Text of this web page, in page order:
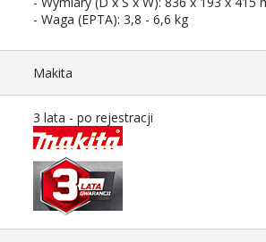
- Waga (EPTA): 3,8 - 6,6 kg
Makita
3 lata - po rejestracji